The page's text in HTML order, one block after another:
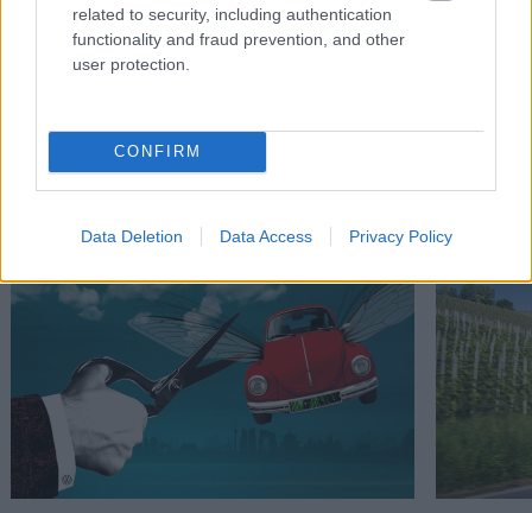
related to security, including authentication
functionality and fraud prevention, and other
user protection.
CONFIRM
Data Deletion Data Access Privacy Policy
Διαβάστε επίσης